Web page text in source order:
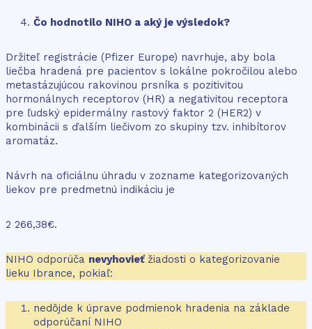
Čo hodnotilo NIHO a aký je výsledok?
Držiteľ registrácie (Pfizer Europe) navrhuje, aby bola
liečba hradená pre pacientov s lokálne pokročilou alebo
metastázujúcou rakovinou prsníka s pozitivitou
hormonálnych receptorov (HR) a negativitou receptora
pre ľudský epidermálny rastový faktor 2 (HER2) v
kombinácii s ďalším liečivom zo skupiny tzv. inhibítorov
aromatáz.
Návrh na oficiálnu úhradu v zozname kategorizovaných
liekov pre predmetnú indikáciu je
2 266,38€.
NIHO odporúča nevyhovieť žiadosti o kategorizovanie
lieku Ibrance, pokiaľ:
nedôjde k úprave podmienok hradenia na základe
odporúčaní NIHO